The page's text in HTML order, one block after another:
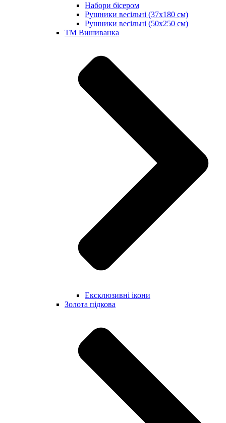
Набори бісером
Рушники весільні (37х180 см)
Рушники весільні (50х250 см)
ТМ Вишиванка
Ексклюзивні ікони
Золота підкова